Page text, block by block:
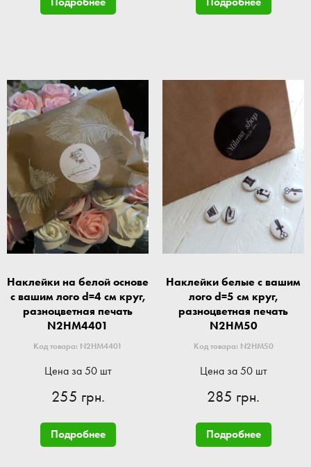
Наклейки на белой основе
с вашим лого d=4 см круг,
разноцветная печать
N2HM4401
Код товара: N2HM4401
Цена за 50 шт
255 грн.
Подробнее
Наклейки белые с вашим
лого d=5 см круг,
разноцветная печать
N2HM50
Код товара: N2HM50
Цена за 50 шт
285 грн.
Подробнее